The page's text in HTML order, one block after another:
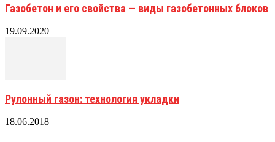
Газобетон и его свойства — виды газобетонных блоков
19.09.2020
Рулонный газон: технология укладки
18.06.2018